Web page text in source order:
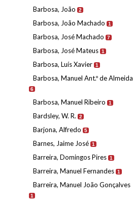
Barbosa, João 2
Barbosa, João Machado 1
Barbosa, José Machado 7
Barbosa, José Mateus 1
Barbosa, Luís Xavier 1
Barbosa, Manuel Ant.º de Almeida
6
Barbosa, Manuel Ribeiro 1
Bardsley, W. R. 2
Barjona, Alfredo 5
Barnes, Jaime José 1
Barreira, Domingos Pires 1
Barreira, Manuel Fernandes 1
Barreira, Manuel João Gonçalves
1